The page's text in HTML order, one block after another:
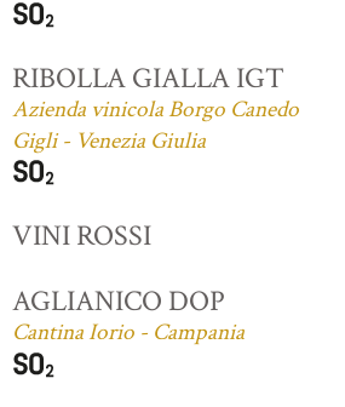
RIBOLLA GIALLA IGT
Azienda vinicola Borgo Canedo
Gigli - Venezia Giulia
VINI ROSSI
AGLIANICO DOP
Cantina Iorio - Campania